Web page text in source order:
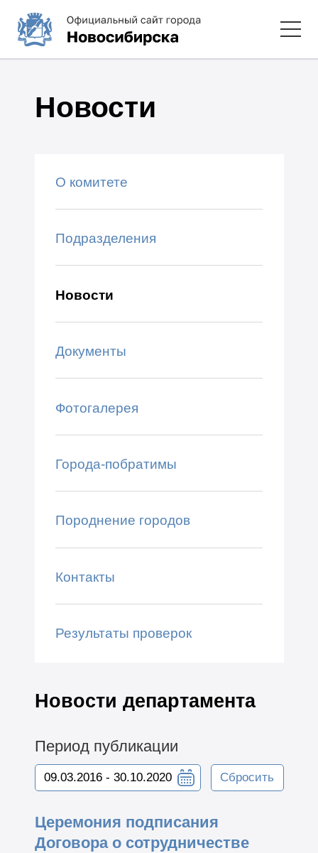
Новости
О комитете
Подразделения
Новости
Документы
Фотогалерея
Города-побратимы
Породнение городов
Контакты
Результаты проверок
Новости департамента
Период публикации
Сбросить
Церемония подписания
Договора о сотрудничестве